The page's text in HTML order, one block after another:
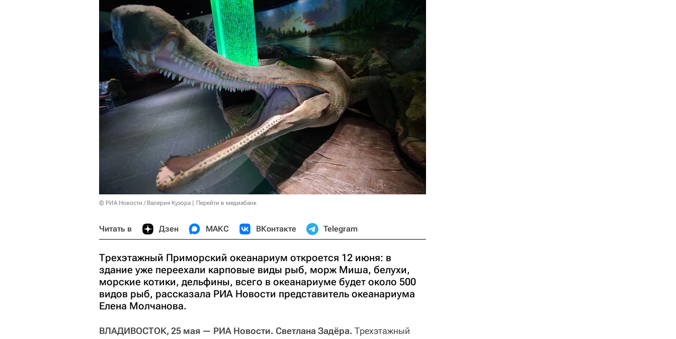
© РИА Новости / Валерия Кузора Перейти в медиабанк
Читать в Дзен МАКС ВКонтакте Telegram
Трехэтажный Приморский океанариум откроется 12 июня: в
здание уже переехали карповые виды рыб, морж Миша, белухи,
морские котики, дельфины, всего в океанариуме будет около 500
видов рыб, рассказала РИА Новости представитель океанариума
Елена Молчанова.
ВЛАДИВОСТОК, 25 мая — РИА Новости. Светлана Задёра. Трехэтажный